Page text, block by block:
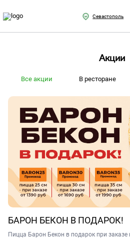
Севастополь
Акции
Все акции В ресторане
БАРОН БЕКОН В ПОДАРОК!
Пицца Барон Бекон в подарок при